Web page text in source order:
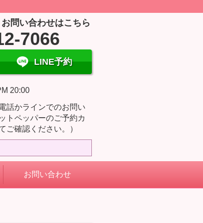
問い合わせはこちら
7066
LINE予約
20:00
話かラインでのお問い
トペッパーのご予約カ
ご確認ください。）
お問い合わせ